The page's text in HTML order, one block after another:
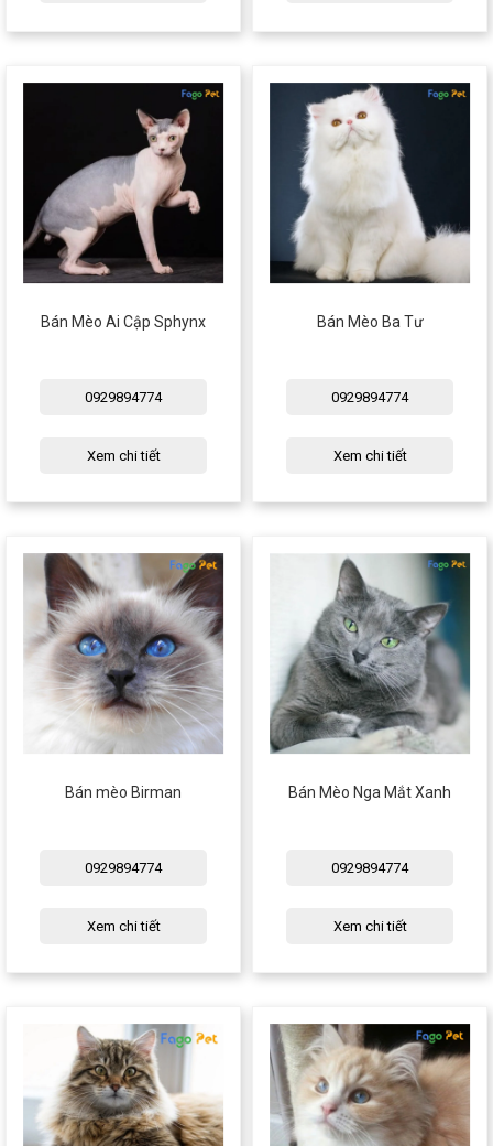
Chính sách mua hàng Chính sách vận chuyển
Chính sách bảo hành Chính sách bảo mật
Chính sách đổi trả
Bán Mèo Ai Cập Sphynx
0929894774
Xem chi tiết
Bán Mèo Ba Tư
0929894774
Xem chi tiết
Bán mèo Birman
0929894774
Xem chi tiết
Bán Mèo Nga Mắt Xanh
0929894774
Xem chi tiết